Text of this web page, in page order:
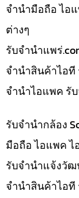
จำนำมือถือ ไอ
ต่างๆ
รับจํานําแพร่
จำนำสินค้าไอ
จำนำไอแพค รั
รับจำนำกล้อง
มือถือ ไอแพค ไ
รับจํานําแจ้งวัฒ
จำนำสินค้าไอ